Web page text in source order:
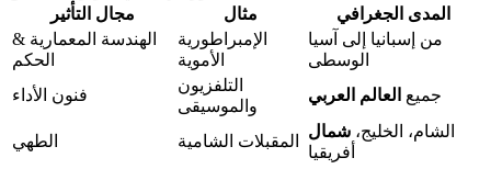
مجال التأثير مثال
المدى الجغرافي
الهندسة المعمارية &
الحكم
الإمبراطورية
الأموية
من إسبانيا إلى آسيا
الوسطى
فنون الأداء
التلفزيون
والموسيقى
جميع العالم العربي
الطهي المقبلات الشامية
الشام، الخليج، شمال
أفريقيا